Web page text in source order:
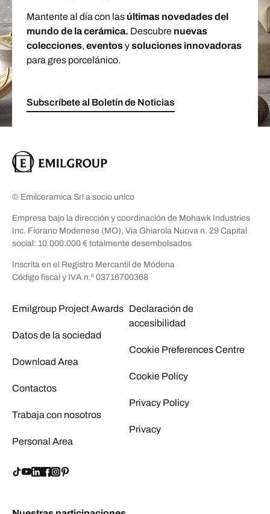
Mantente al día con las últimas novedades del
mundo de la cerámica. Descubre nuevas
colecciones, eventosysoluciones innovadoras
para gres porcelánico.
Subscríbete al Boletín de Noticias
© Emilceramica Srl a socio unico
Empresa bajo la dirección y coordinación de Mohawk Industries
Inc. Fiorano Modenese (MO), Via Ghiarola Nuova n. 29 Capital
social: 10.000.000 € totalmente desembolsados
Inscrita en el Registro Mercantil de Módena
Código fiscal y IVA n.º 03716700368
Emilgroup Project Awards
Datos de la sociedad
Download Area
Contactos
Trabaja con nosotros
Personal Area
Declaración de
accesibilidad
Cookie Preferences Centre
Cookie Policy
Privacy Policy
Privacy